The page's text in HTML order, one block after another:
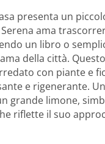
presenta un
ama
un libro o
della città.
con piante e
e rigenerante.
grande limone,
riflette il suo